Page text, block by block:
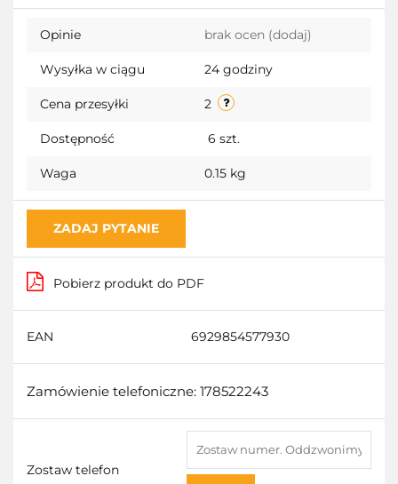
Do
Opinie brak ocen (dodaj)
Wysyłka w ciągu 24 godziny
Cena przesyłki 2
Dostępność 6 szt.
Waga 0.15 kg
ZADAJ PYTANIE
Pobierz produkt do PDF
EAN 6929854577930
Zamówienie telefoniczne: 178522243
Zostaw telefon